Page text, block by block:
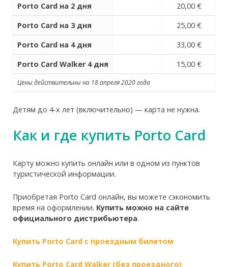
Цены действительны на 18 апреля 2020 года
Porto Card на 2 дня
20,00 €
Porto Card на 3 дня
25,00 €
Porto Card на 4 дня
33,00 €
Porto Card Walker 4 дня
15,00 €
Детям до 4-х лет (включительно) — карта не нужна.
Как и где купить Porto Card
Карту можно купить онлайн или в одном из пунктов
туристической информации.
Приобретая Porto Card онлайн, вы можете сэкономить
время на оформлении. Купить можно на сайте
официального дистрибьютера.
Купить Porto Card с проездным билетом
Купить Porto Card Walker (без проездного)